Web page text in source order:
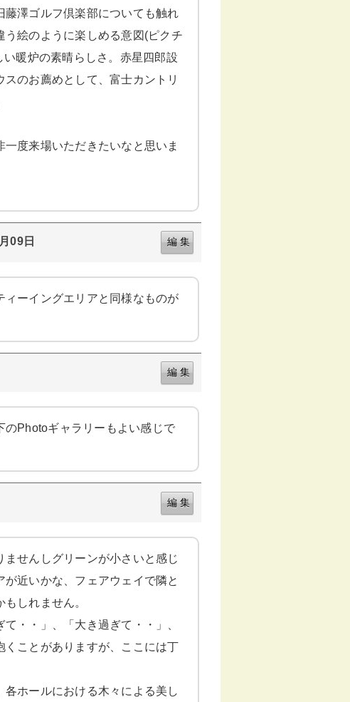
澤ゴルフ倶楽部についても触れ
絵のように楽しめる意図(ピクチ
暖炉の素晴らしさ。赤星四郎設
のお薦めとして、富士カントリ
度来場いただきたいなと思いま
09日
ーイングエリアと同様なものが
Photoギャラリーもよい感じで
せんしグリーンが小さいと感じ
近いかな、フェアウェイで隣と
しれません。
・・」、「大き過ぎて・・」、
ことがありますが、ここには丁
ホールにおける木々による美し